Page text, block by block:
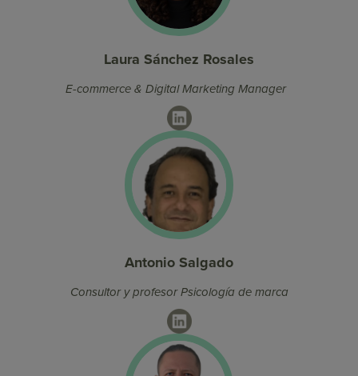
Laura Sánchez Rosales
E-commerce & Digital Marketing Manager
LinkedIn
Antonio Salgado
Consultor y profesor Psicología de marca
LinkedIn